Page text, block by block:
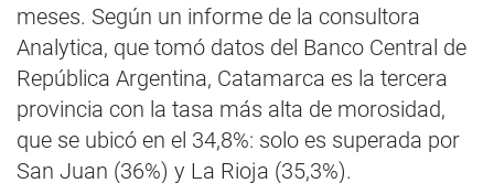
meses. Según un informe de la consultora
Analytica, que tomó datos del Banco Central de
República Argentina, Catamarca es la tercera
provincia con la tasa más alta de morosidad,
que se ubicó en el 34,8%: solo es superada por
San Juan (36%) y La Rioja (35,3%).